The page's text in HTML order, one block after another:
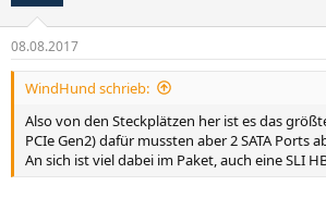
08.08.2017
WindHund schrieb:
Also von den Steckplätzen her ist es das
PCIe Gen2) dafür mussten aber 2 SATA Ports
An sich ist viel dabei im Paket, auch eine SLI